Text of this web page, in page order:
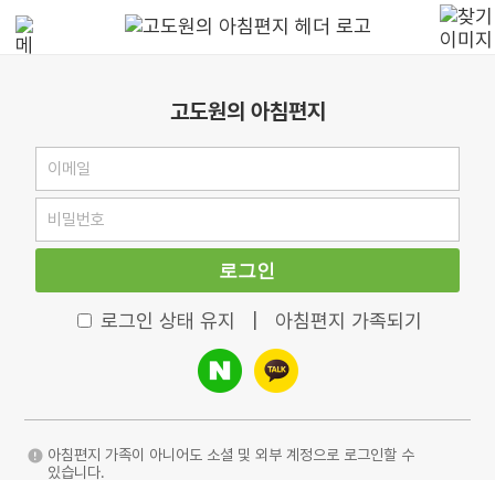
고도원의 아침편지
로그인
로그인 상태 유지 아침편지 가족되기
아침편지 가족이 아니어도 소셜 및 외부 계정으로 로그인할 수
있습니다.